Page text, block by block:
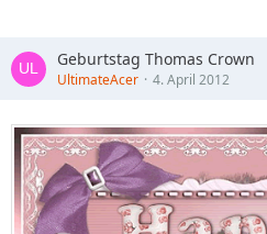
Geburtstag Thomas Crown
UltimateAcer 4. April 2012